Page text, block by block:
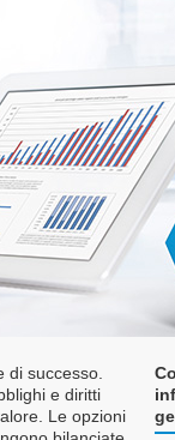
di successo.
e diritti
Le opzioni